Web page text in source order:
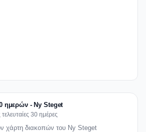
ημερών - Ny Steget
30 ημέρες
χάρτη διακοπών του Ny Steget